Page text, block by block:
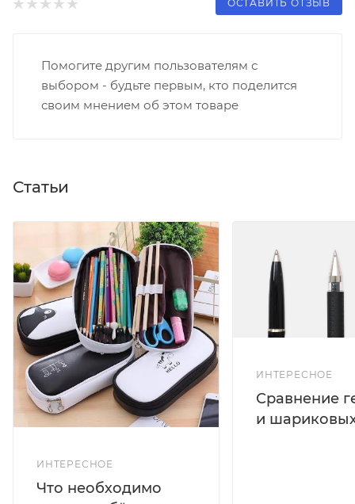
ОСТАВИТЬ ОТЗЫВ
Помогите другим пользователям с
выбором - будьте первым, кто поделится
своим мнением об этом товаре
Статьи
ИНТЕРЕСНОЕ
Что необходимо
ИНТЕРЕСНОЕ
Сравнение
и